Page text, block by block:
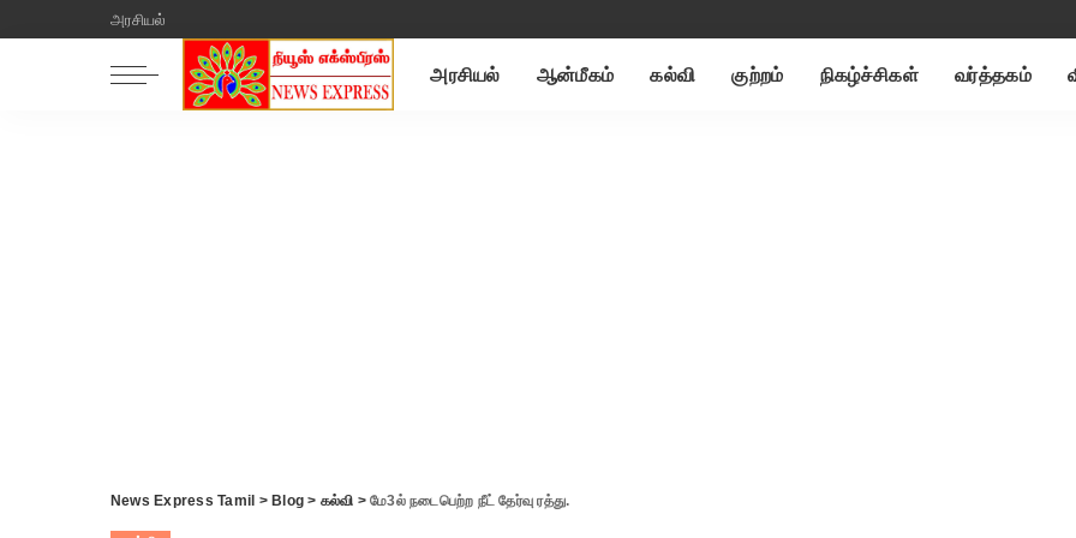
அரசியல்
அரசியல் ஆன்மீகம் கல்வி குற்றம் நிகழ்ச்சிகள் வர்த்தகம்
News Express Tamil > Blog > கல்வி >மே3ல் நடைபெற்ற நீட் தேர்வு ரத்து.